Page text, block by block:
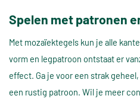
Spelen met patronen
Met mozaïektegels kun je alle
vorm en legpatroon ontstaat er
effect. Ga je voor een strak
een rustig patroon. Wil je meer